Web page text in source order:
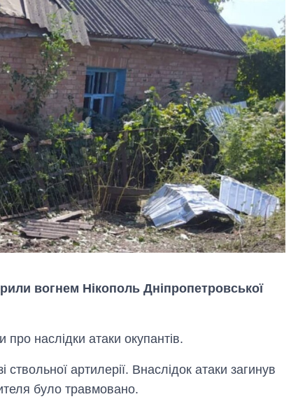
вогнем Нікополь Дніпропетровської
наслідки атаки окупантів.
артилерії. Внаслідок атаки загинув
було травмовано.